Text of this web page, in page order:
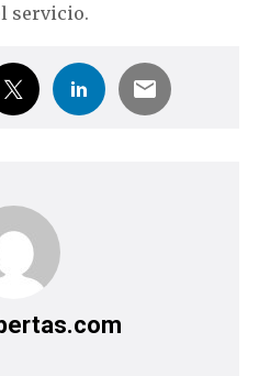
servicio.